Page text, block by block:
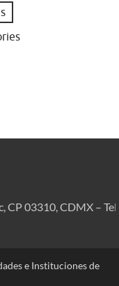
CP 03310, CDMX –
e Instituciones de